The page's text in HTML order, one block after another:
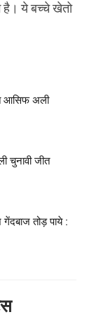
है। ये बच्चे खेतो
आसिफ अली
चुनावी जीत
तोड़ पाये :